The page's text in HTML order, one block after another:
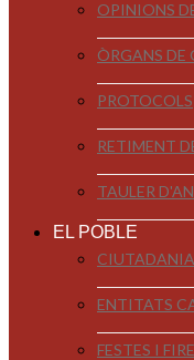
OPINIONS
ÒRGANS DE
PROTOCOLS
RETIMENT
TAULER
EL POBLE
CIUTADANIA
ENTITATS
FESTES I